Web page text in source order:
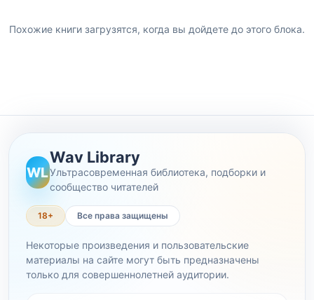
Похожие книги загрузятся, когда вы дойдете до этого блока.
WL
Wav Library
Ультрасовременная библиотека, подборки и
сообщество читателей
18+ Все права защищены
Некоторые произведения и пользовательские
материалы на сайте могут быть предназначены
только для совершеннолетней аудитории.